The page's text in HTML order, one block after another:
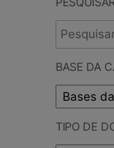
BASE DA
TIPO DE